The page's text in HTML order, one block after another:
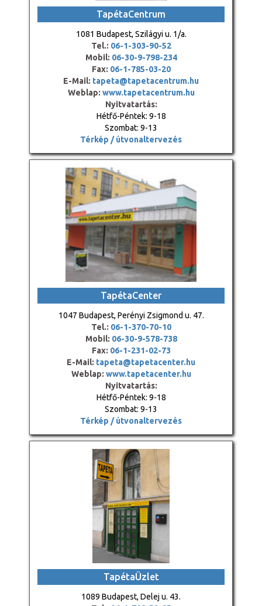
TapétaCentrum
1081 Budapest, Szilágyi u. 1/a.
Tel.: 06-1-303-90-52
Mobil: 06-30-9-798-234
Fax: 06-1-785-03-20
E-Mail: tapeta@tapetacentrum.hu
Weblap: www.tapetacentrum.hu
Nyitvatartás:
Hétfő-Péntek: 9-18
Szombat: 9-13
Térkép / útvonaltervezés
TapétaCenter
1047 Budapest, Perényi Zsigmond u. 47.
Tel.: 06-1-370-70-10
Mobil: 06-30-9-578-738
Fax: 06-1-231-02-73
E-Mail: tapeta@tapetacenter.hu
Weblap: www.tapetacenter.hu
Nyitvatartás:
Hétfő-Péntek: 9-18
Szombat: 9-13
Térkép / útvonaltervezés
TapétaÜzlet
1089 Budapest, Delej u. 43.